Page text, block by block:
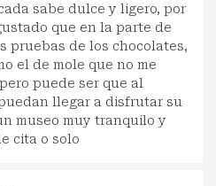
sabe dulce y ligero, por
que en la parte de
pruebas de los chocolates,
el de mole que no me
puede ser que al
llegar a disfrutar su
museo muy tranquilo y
cita o solo